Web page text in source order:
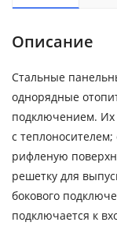
Описание
Стальные
однорядные
подключением. Их
с
рифленую
решетку для
бокового
подключается к